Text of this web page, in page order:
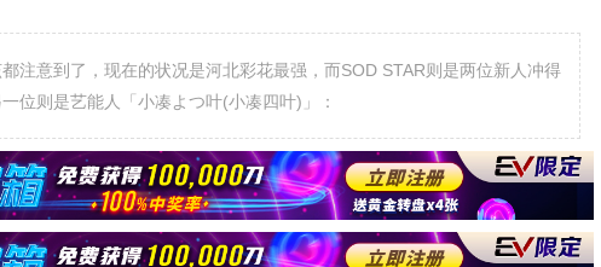
注意到了，现在的状况是河北彩花最强，而SOD STAR则是两位新人冲得
位则是艺能人「小凑よつ叶(小凑四叶)」：